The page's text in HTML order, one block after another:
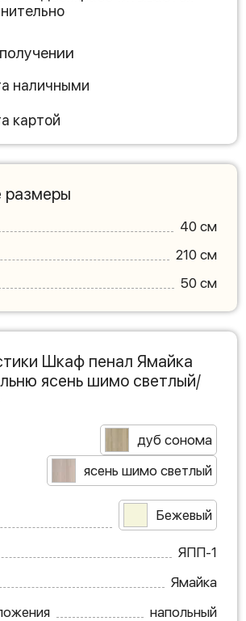
наличными
картой
размеры
40 см
210 см
50 см
Шкаф пенал Ямайка
ясень шимо светлый/
дуб сонома
ясень шимо светлый
Бежевый
ЯПП-1
Ямайка
напольный